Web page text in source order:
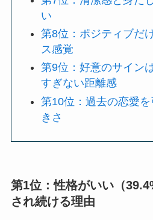
い
第8位：ポジティブだ
ス感覚
第9位：好意のサイン
すぎない距離感
第10位：過去の恋愛
きさ
第1位：性格がいい（
され続ける理由